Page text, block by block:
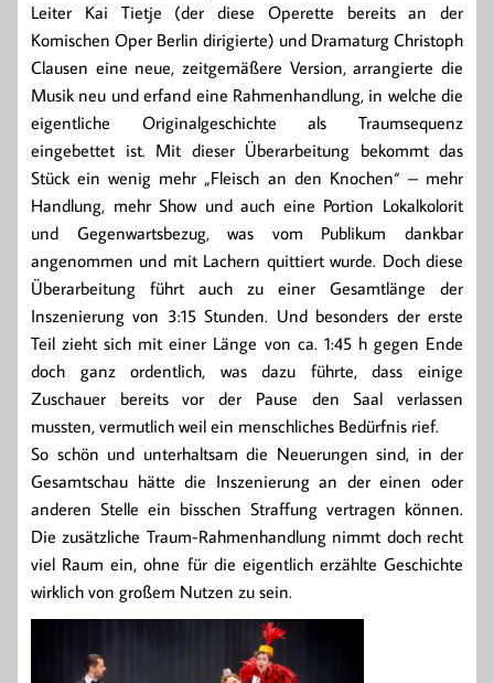
Leiter Kai Tietje (der diese Operette bereits an der
Komischen Oper Berlin dirigierte) und Dramaturg Christoph
Clausen eine neue, zeitgemäßere Version, arrangierte die
Musik neu und erfand eine Rahmenhandlung, in welche die
eigentliche Originalgeschichte als Traumsequenz
eingebettet ist. Mit dieser Überarbeitung bekommt das
Stück ein wenig mehr „Fleisch an den Knochen“ – mehr
Handlung, mehr Show und auch eine Portion Lokalkolorit
und Gegenwartsbezug, was vom Publikum dankbar
angenommen und mit Lachern quittiert wurde. Doch diese
Überarbeitung führt auch zu einer Gesamtlänge der
Inszenierung von 3:15 Stunden. Und besonders der erste
Teil zieht sich mit einer Länge von ca. 1:45 h gegen Ende
doch ganz ordentlich, was dazu führte, dass einige
Zuschauer bereits vor der Pause den Saal verlassen
mussten, vermutlich weil ein menschliches Bedürfnis rief.
So schön und unterhaltsam die Neuerungen sind, in der
Gesamtschau hätte die Inszenierung an der einen oder
anderen Stelle ein bisschen Straffung vertragen können.
Die zusätzliche Traum-Rahmenhandlung nimmt doch recht
viel Raum ein, ohne für die eigentlich erzählte Geschichte
wirklich von großem Nutzen zu sein.